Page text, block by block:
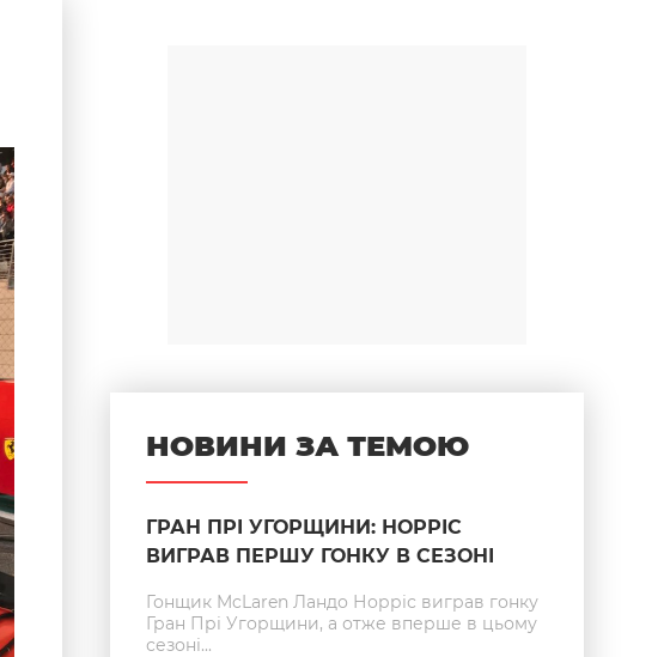
НОВИНИ ЗА ТЕМОЮ
ГРАН ПРІ УГОРЩИНИ: НОРРІС
ВИГРАВ ПЕРШУ ГОНКУ В СЕЗОНІ
Гонщик McLaren Ландо Норріс виграв гонку
Гран Прі Угорщини, а отже вперше в цьому
сезоні...